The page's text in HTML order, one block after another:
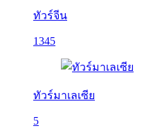
ทัวร์จีน
1345
ทัวร์มาเลเซีย
5